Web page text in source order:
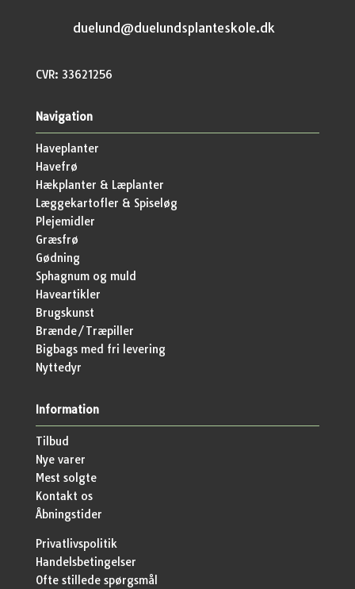
duelund@duelundsplanteskole.dk
CVR: 33621256
Navigation
Haveplanter
Havefrø
Hækplanter & Læplanter
Læggekartofler & Spiseløg
Plejemidler
Græsfrø
Gødning
Sphagnum og muld
Haveartikler
Brugskunst
Brænde/Træpiller
Bigbags med fri levering
Nyttedyr
Information
Tilbud
Nye varer
Mest solgte
Kontakt os
Åbningstider
Privatlivspolitik
Handelsbetingelser
Ofte stillede spørgsmål